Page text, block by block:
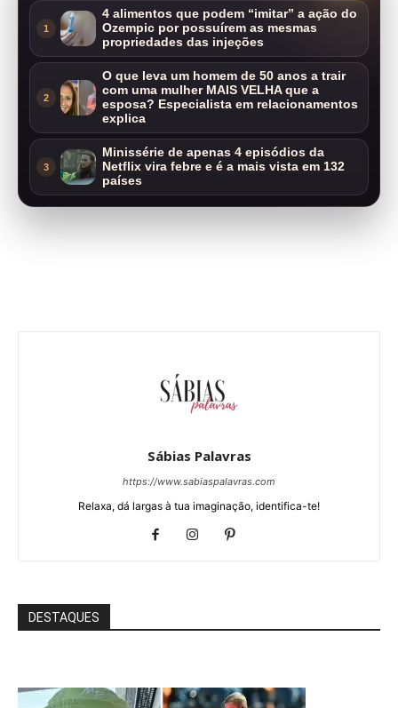
1
4 alimentos que podem “imitar” a ação do
Ozempic por possuírem as mesmas
propriedades das injeções
2
O que leva um homem de 50 anos a trair
com uma mulher MAIS VELHA que a
esposa? Especialista em relacionamentos
explica
3
Minissérie de apenas 4 episódios da
Netflix vira febre e é a mais vista em 132
países
Sábias Palavras
https://www.sabiaspalavras.com
Relaxa, dá largas à tua imaginação, identifica-te!
DESTAQUES